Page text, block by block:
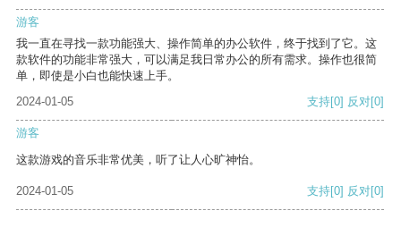
游客
我一直在寻找一款功能强大、操作简单的办公软件，终于找到了它。这
款软件的功能非常强大，可以满足我日常办公的所有需求。操作也很简
单，即使是小白也能快速上手。
2024-01-05
支持[0] 反对[0]
游客
这款游戏的音乐非常优美，听了让人心旷神怡。
2024-01-05 支持[0] 反对[0]